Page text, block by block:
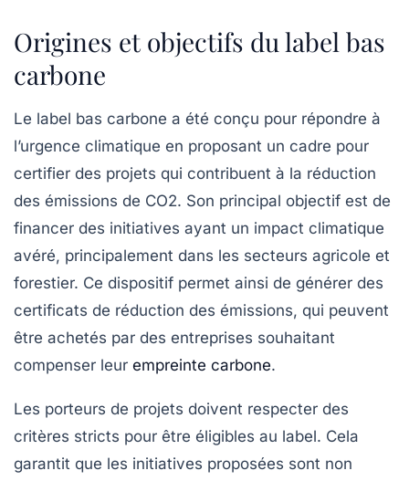
Origines et objectifs du label bas
carbone
Le label bas carbone a été conçu pour répondre à
l’urgence climatique en proposant un cadre pour
certifier des projets qui contribuent à la réduction
des émissions de CO2. Son principal objectif est de
financer des initiatives ayant un impact climatique
avéré, principalement dans les secteurs agricole et
forestier. Ce dispositif permet ainsi de générer des
certificats de réduction des émissions, qui peuvent
être achetés par des entreprises souhaitant
compenser leur empreinte carbone.
Les porteurs de projets doivent respecter des
critères stricts pour être éligibles au label. Cela
garantit que les initiatives proposées sont non